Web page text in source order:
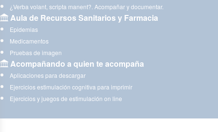
¿Verba volant, scripta manent?. Acompañar y documentar.
Aula de Recursos Sanitarios y Farmacia
Epidemias
Medicamentos
Pruebas de imagen
Acompañando a quien te acompaña
Aplicaciones para descargar
Ejercicios estimulación cognitiva para imprimir
Ejercicios y juegos de estimulación on line